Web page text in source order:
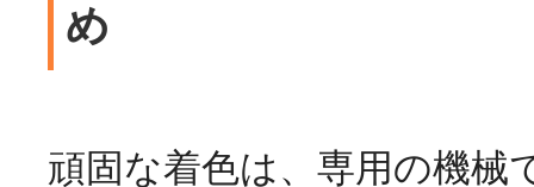
め
頑固な着色は、専用の機械